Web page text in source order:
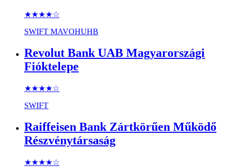
★★★★☆
SWIFT MAVOHUHB
Revolut Bank UAB Magyarországi
Fióktelepe
★★★★☆
SWIFT
Raiffeisen Bank Zártkörűen Működő
Részvénytársaság
★★★★☆